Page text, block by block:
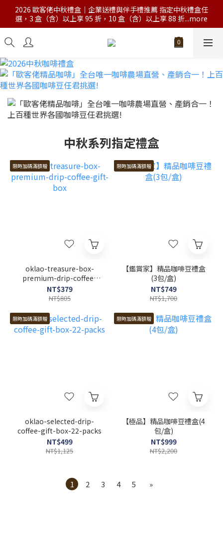
2026 歐客佬中秋禮盒｜企業送禮與伴手禮推薦 指定中秋禮盒任
選，3 盒（含）以上享 95 折，10 盒（含）以上享 88 折...more
中秋系列指定禮盒
限時加碼滿額贈
oklao-treasure-box-
premium-drip-coffee-
gift-box
NT$379
NT$805
限時加碼滿額贈
【鑑賞家】精品咖啡豆禮盒
(3包/盒)
NT$749
NT$1,700
限時加碼滿額贈
oklao-selected-drip-
coffee-gift-box-22-packs
NT$499
NT$1,125
限時加碼滿額贈
【極品】精品咖啡豆禮盒(4
包/盒)
NT$999
NT$2,200
1 2 3 4 5 »